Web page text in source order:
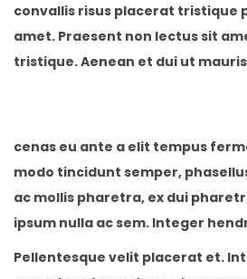
convallis risus placerat tristique
amet. Praesent non lectus sit
tristique. Aenean et dui ut
cenas eu ante a elit tempus
modo tincidunt semper,
ac mollis pharetra, ex dui
ipsum nulla ac sem. Integer
Pellentesque velit placerat et.